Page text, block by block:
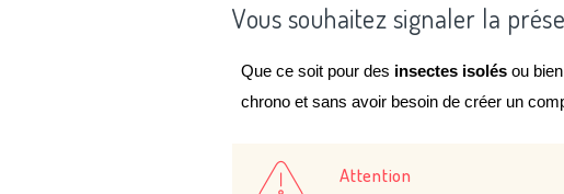
Vous souhaitez signaler la
Que ce soit pour des insectes isolés ou bien
chrono et sans avoir besoin de créer un
Attention